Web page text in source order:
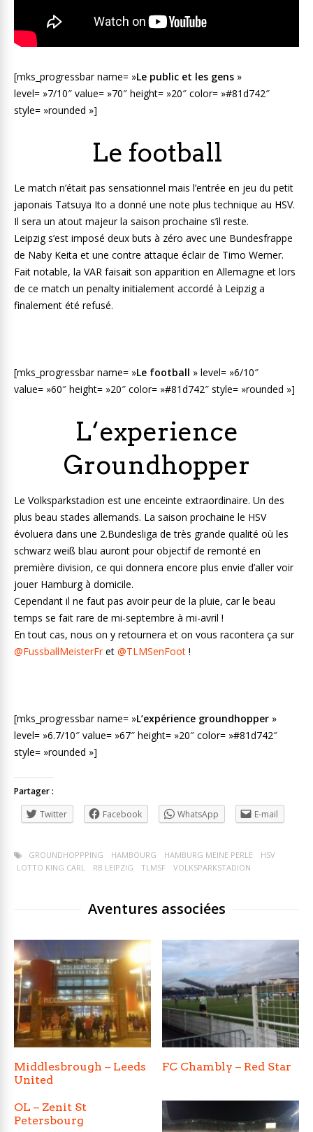
[mks_progressbar name= »Le public et les gens »
level= »7/10″ value= »70″ height= »20″ color= »#81d742″
style= »rounded »]
Le football
Le match n’était pas sensationnel mais l’entrée en jeu du petit
japonais Tatsuya Ito a donné une note plus technique au HSV.
Il sera un atout majeur la saison prochaine s’il reste.
Leipzig s’est imposé deux buts à zéro avec une Bundesfrappe
de Naby Keita et une contre attaque éclair de Timo Werner.
Fait notable, la VAR faisait son apparition en Allemagne et lors
de ce match un penalty initialement accordé à Leipzig a
finalement été refusé.
[mks_progressbar name= »Le football » level= »6/10″
value= »60″ height= »20″ color= »#81d742″ style= »rounded »]
L‘experience
Groundhopper
Le Volksparkstadion est une enceinte extraordinaire. Un des
plus beau stades allemands. La saison prochaine le HSV
évoluera dans une 2.Bundesliga de très grande qualité où les
schwarz weiß blau auront pour objectif de remonté en
première division, ce qui donnera encore plus envie d’aller voir
jouer Hamburg à domicile.
Cependant il ne faut pas avoir peur de la pluie, car le beau
temps se fait rare de mi-septembre à mi-avril !
En tout cas, nous on y retournera et on vous racontera ça sur
@FussballMeisterFret @TLMSenFoot !
[mks_progressbar name= »L’expérience groundhopper »
level= »6.7/10″ value= »67″ height= »20″ color= »#81d742″
style= »rounded »]
Partager :
Twitter
Facebook WhatsApp E-mail
GROUNDHOPPPING HAMBOURG HAMBURG MEINE PERLE
HSV
LOTTO KING CARL
RB LEIPZIG TLMSF VOLKSPARKSTADION
Aventures associées
Middlesbrough – Leeds
United
FC Chambly – Red Star
OL – Zenit St
Petersbourg